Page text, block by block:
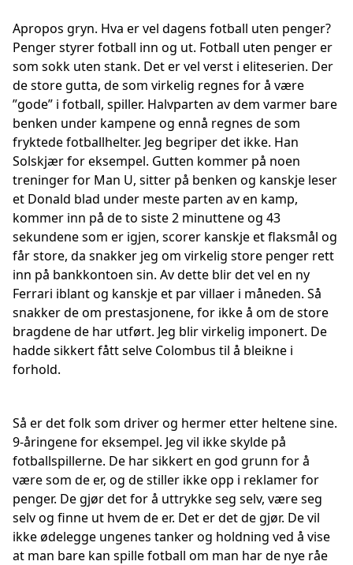
Apropos gryn. Hva er vel dagens fotball uten penger?
Penger styrer fotball inn og ut. Fotball uten penger er
som sokk uten stank. Det er vel verst i eliteserien. Der
de store gutta, de som virkelig regnes for å være
”gode” i fotball, spiller. Halvparten av dem varmer bare
benken under kampene og ennå regnes de som
fryktede fotballhelter. Jeg begriper det ikke. Han
Solskjær for eksempel. Gutten kommer på noen
treninger for Man U, sitter på benken og kanskje leser
et Donald blad under meste parten av en kamp,
kommer inn på de to siste 2 minuttene og 43
sekundene som er igjen, scorer kanskje et flaksmål og
får store, da snakker jeg om virkelig store penger rett
inn på bankkontoen sin. Av dette blir det vel en ny
Ferrari iblant og kanskje et par villaer i måneden. Så
snakker de om prestasjonene, for ikke å om de store
bragdene de har utført. Jeg blir virkelig imponert. De
hadde sikkert fått selve Colombus til å bleikne i
forhold.
Så er det folk som driver og hermer etter heltene sine.
9-åringene for eksempel. Jeg vil ikke skylde på
fotballspillerne. De har sikkert en god grunn for å
være som de er, og de stiller ikke opp i reklamer for
penger. De gjør det for å uttrykke seg selv, være seg
selv og finne ut hvem de er. Det er det de gjør. De vil
ikke ødelegge ungenes tanker og holdning ved å vise
at man bare kan spille fotball om man har de nye råe